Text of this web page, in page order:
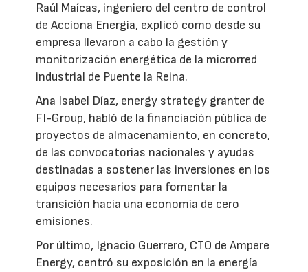
Raúl Maícas, ingeniero del centro de control
de Acciona Energía, explicó como desde su
empresa llevaron a cabo la gestión y
monitorización energética de la microrred
industrial de Puente la Reina.
Ana Isabel Díaz, energy strategy granter de
FI-Group, habló de la financiación pública de
proyectos de almacenamiento, en concreto,
de las convocatorias nacionales y ayudas
destinadas a sostener las inversiones en los
equipos necesarios para fomentar la
transición hacia una economía de cero
emisiones.
Por último, Ignacio Guerrero, CTO de Ampere
Energy, centró su exposición en la energía